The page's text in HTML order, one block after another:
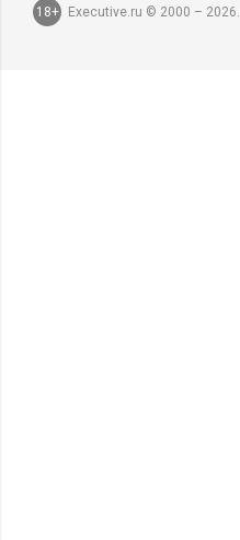
18+ Executive.ru © 2000 – 2026.